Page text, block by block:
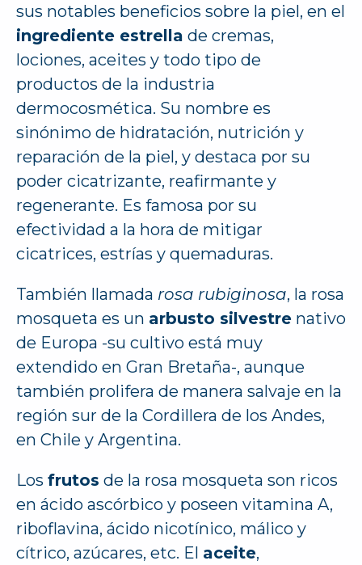
sus notables beneficios sobre la piel, en el
ingrediente estrella de cremas,
lociones, aceites y todo tipo de
productos de la industria
dermocosmética. Su nombre es
sinónimo de hidratación, nutrición y
reparación de la piel, y destaca por su
poder cicatrizante, reafirmante y
regenerante. Es famosa por su
efectividad a la hora de mitigar
cicatrices, estrías y quemaduras.
También llamada rosa rubiginosa, la rosa
mosqueta es un arbusto silvestre nativo
de Europa -su cultivo está muy
extendido en Gran Bretaña-, aunque
también prolifera de manera salvaje en la
región sur de la Cordillera de los Andes,
en Chile y Argentina.
Los frutos de la rosa mosqueta son ricos
en ácido ascórbico y poseen vitamina A,
riboflavina, ácido nicotínico, málico y
cítrico, azúcares, etc. El aceite,